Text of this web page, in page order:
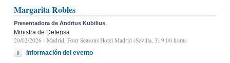
Margarita Robles
Presentadora de Andrius Kubilius
Ministra de Defensa
20/02/2026 - Madrid, Four Seasons Hotel Madrid (Sevilla, 3) 9:00 horas
Información del evento